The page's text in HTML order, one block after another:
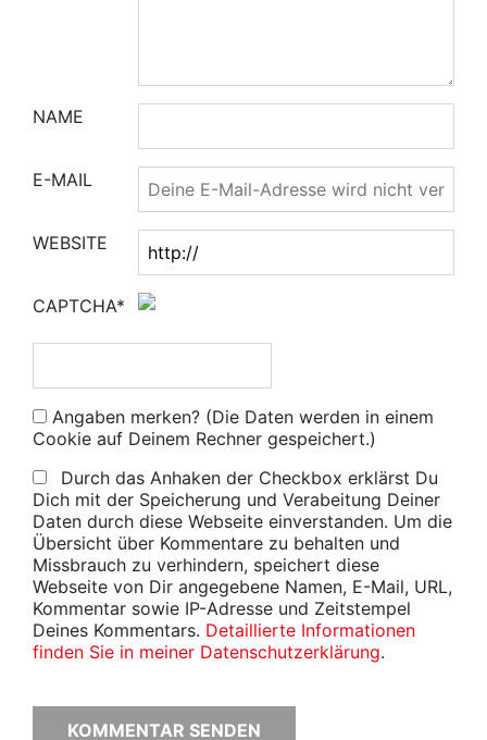
NAME
E-MAIL
WEBSITE
CAPTCHA*
Angaben merken? (Die Daten werden in einem
Cookie auf Deinem Rechner gespeichert.)
Durch das Anhaken der Checkbox erklärst Du
Dich mit der Speicherung und Verabeitung Deiner
Daten durch diese Webseite einverstanden. Um die
Übersicht über Kommentare zu behalten und
Missbrauch zu verhindern, speichert diese
Webseite von Dir angegebene Namen, E-Mail, URL,
Kommentar sowie IP-Adresse und Zeitstempel
Deines Kommentars. Detaillierte Informationen
finden Sie in meiner Datenschutzerklärung.